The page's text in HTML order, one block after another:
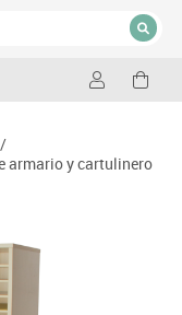
CERRAR
/
armario y cartulinero